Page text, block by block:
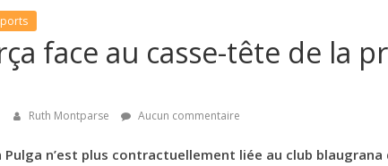
face au casse-tête de la
Ruth Montparse Aucun commentaire
Pulga n’est plus contractuellement liée au club